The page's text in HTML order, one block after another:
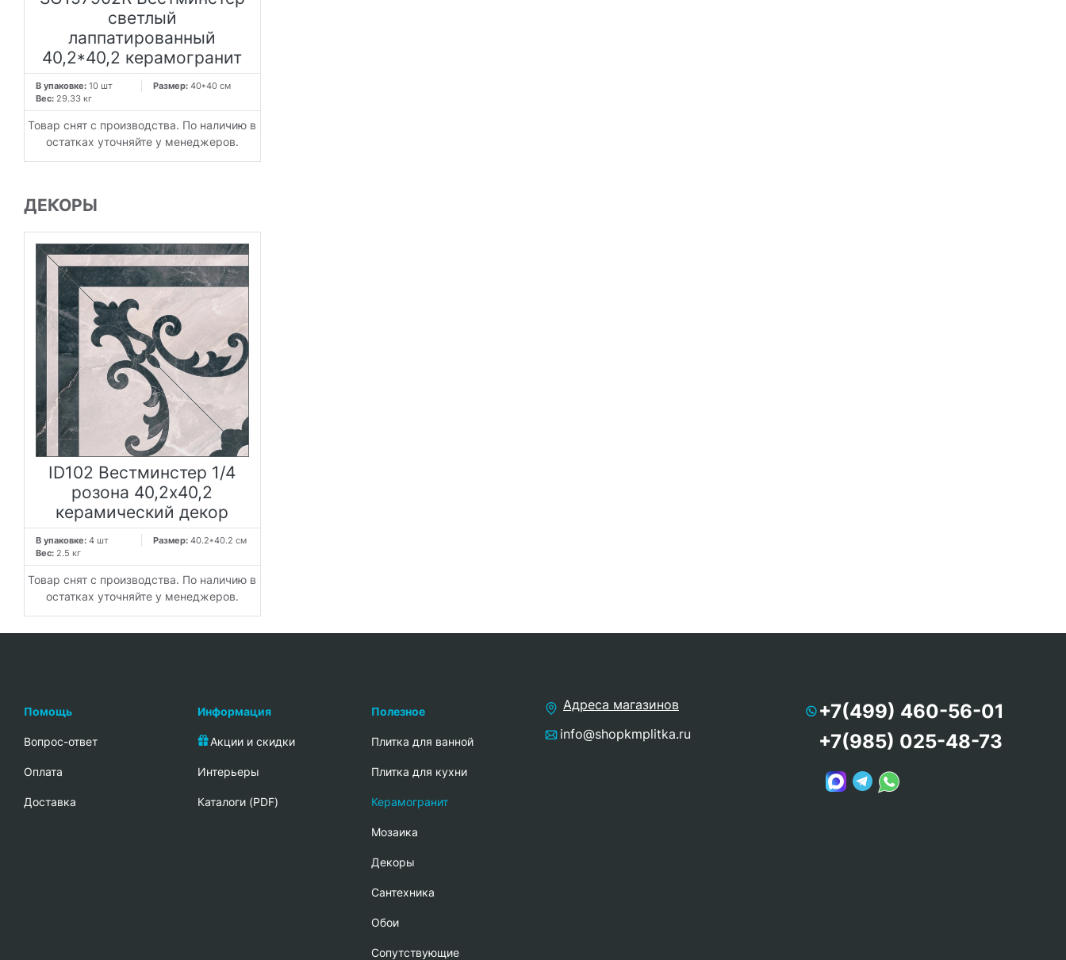
светлый
лаппатированный
40,2*40,2 керамогранит
В упаковке: 10 шт Размер:40*40 см
Вес: 29.33 кг
Товар снят с производства. По наличию в
остатках уточняйте у менеджеров.
ДЕКОРЫ
ID102 Вестминстер 1/4
розона 40,2x40,2
керамический декор
В упаковке: 4 шт Размер:40.2*40.2 см
Вес: 2.5 кг
Товар снят с производства. По наличию в
остатках уточняйте у менеджеров.
Помощь
Вопрос-ответ
Oплата
Доставка
Информация
Акции и скидки
Интерьеры
Каталоги (PDF)
Полезное
Плитка для ванной
Плитка для кухни
Керамогранит
Мозаика
Декоры
Сантехника
Обои
Сопутствующие
Адреса магазинов
info@shopkmplitka.ru
+7(499) 460-56-01
+7(985) 025-48-73